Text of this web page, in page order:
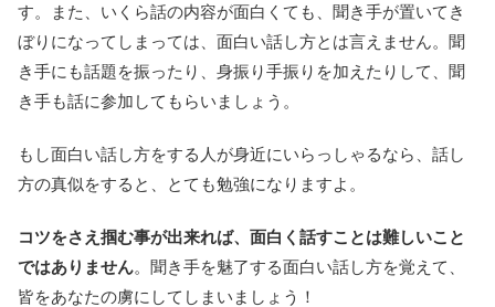
す。また、いくら話の内容が面白くても、聞き手が置いてき
ぼりになってしまっては、面白い話し方とは言えません。聞
き手にも話題を振ったり、身振り手振りを加えたりして、聞
き手も話に参加してもらいましょう。
もし面白い話し方をする人が身近にいらっしゃるなら、話し
方の真似をすると、とても勉強になりますよ。
コツをさえ掴む事が出来れば、面白く話すことは難しいこと
ではありません。聞き手を魅了する面白い話し方を覚えて、
皆をあなたの虜にしてしまいましょう！